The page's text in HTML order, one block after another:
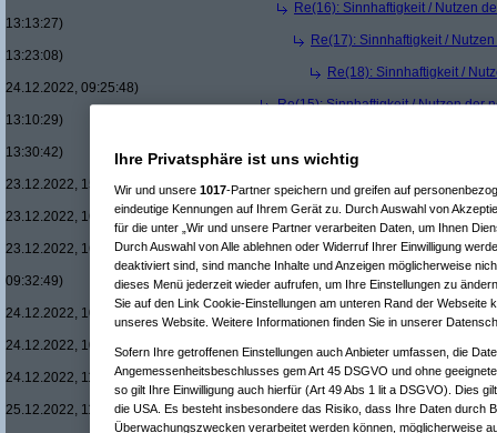
Re(16): Sinnhaftigkeit / Nutzen
13:13:27)
Re(17): Sinnhaftigkeit /
13:23:08)
Re(18): Sinnhaftigkeit /
24.12.2022, 09:25:48)
Re(15): Sinnhaftigkeit / Nutzen der
13:10:29)
13:30:42)
Re(17): Sinnhaftigkeit /
23.12.2022, 15:25:55)
Re(18): Sinnhaftigkeit /
23.12.2022, 16:15:39)
Re(19): Sinnhaftigkeit /
23.12.2022, 16:35:51)
Re(17): Sinnhaftigkeit /
09:32:49)
Re(18): Sinnhaftigkeit /
24.12.2022, 10:17:39)
Re(19): Sinnhaftigkeit /
24.12.2022, 10:58:05)
Re(20):
24.12.2022, 11:10:09)
Re(21):
25.12.2022, 11:12:15)
Re(22):
Ihre Privatsphäre ist uns wichtig
Wir und unsere 1017-Partner speichern und greifen auf
eindeutige Kennungen auf Ihrem Gerät zu. Durch Auswahl von
für die unter „Wir und unsere Partner verarbeiten Daten, um Ihnen
Durch Auswahl von Alle ablehnen oder Widerruf Ihrer Einwilligung
deaktiviert sind, sind manche Inhalte und Anzeigen möglicherweise
dieses Menü jederzeit wieder aufrufen, um Ihre Einstellungen zu
Sie auf den Link Cookie-Einstellungen am unteren Rand der Webseite
unseres Website. Weitere Informationen finden Sie in unserer
Sofern Ihre getroffenen Einstellungen auch Anbieter umfassen, die
Angemessenheitsbeschlusses gem Art 45 DSGVO und ohne
so gilt Ihre Einwilligung auch hierfür (Art 49 Abs 1 lit a DSGVO). Dies
die USA. Es besteht insbesondere das Risiko, dass Ihre Daten durch
Überwachungszwecken verarbeitet werden können, möglicherweise